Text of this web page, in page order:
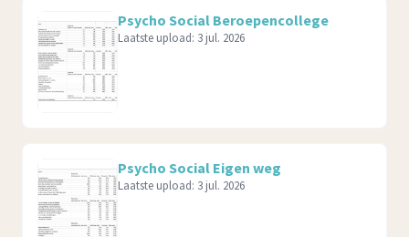
Psycho Social Beroepencollege
Laatste upload: 3 jul. 2026
Psycho Social Eigen weg
Laatste upload: 3 jul. 2026